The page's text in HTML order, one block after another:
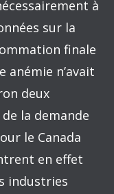
à
sur la
finale
anémie n’avait
deux
la demande
le Canada
en effet
industries